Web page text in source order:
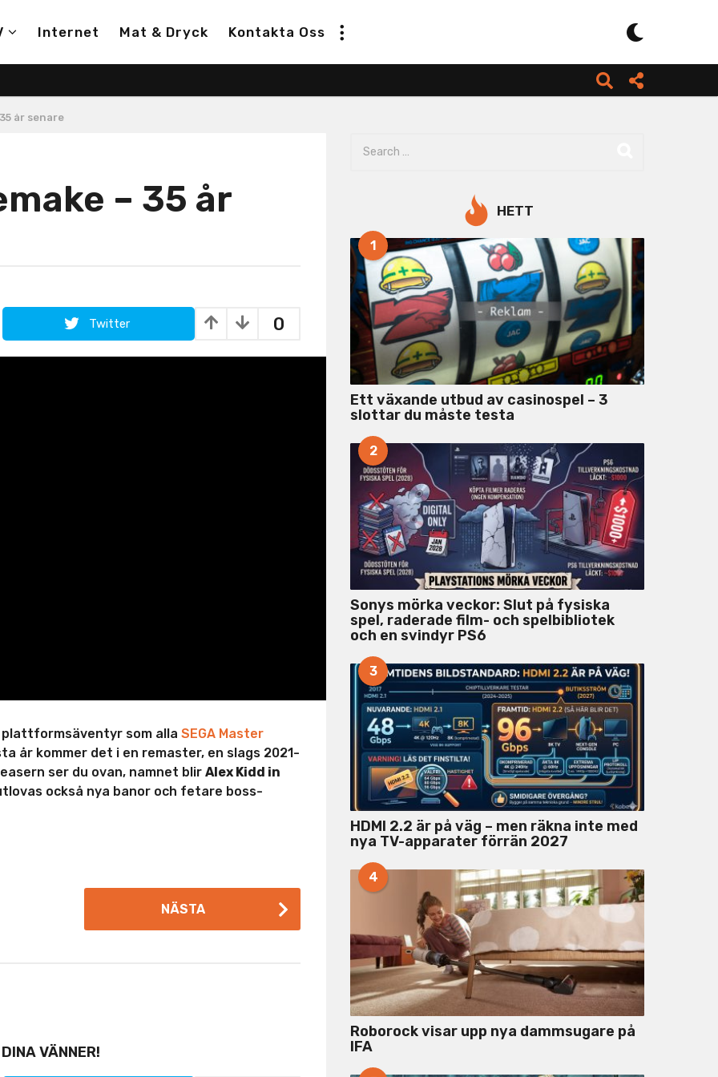
Internet Mat & Dryck Kontakta Oss
år senare
– 35 år
0
Twitter
som alla SEGA Master
år kommer det i en remaster, en slags 2021-
ser du ovan, namnet blir Alex Kidd in
också nya banor och fetare boss-
NÄSTA
VÄNNER!
o
r
:
HETT
1
Ett växande utbud av casinospel – 3
slottar du måste testa
2
Sonys mörka veckor: Slut på fysiska
spel, raderade film- och spelbibliotek
och en svindyr PS6
3
HDMI 2.2 är på väg – men räkna inte med
nya TV-apparater förrän 2027
4
Roborock visar upp nya dammsugare på
IFA